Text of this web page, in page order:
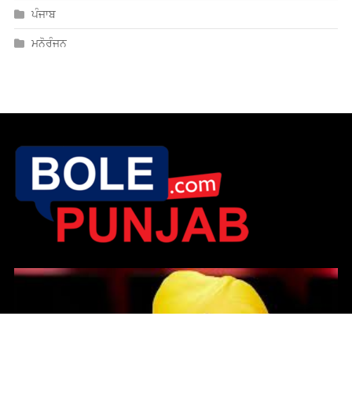
ਪੰਜਾਬ
ਮਨੋਰੰਜਨ